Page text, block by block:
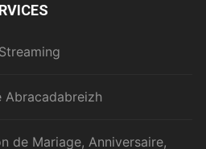
Abracadabreizh
de Mariage, Anniversaire,